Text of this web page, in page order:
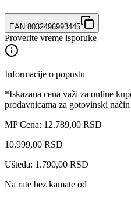
EAN:8032496993445
Proverite vreme isporuke
Informacije o popustu
*Iskazana cena važi za online
prodavnicama za gotovinski
MP Cena: 12.789,00 RSD
10.999,00 RSD
Ušteda: 1.790,00 RSD
Na rate bez kamate od